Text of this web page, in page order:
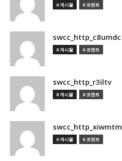
0 게시물 0 코멘트
swcc_http_c8umdc
0 게시물 0 코멘트
swcc_http_r3iltv
0 게시물 0 코멘트
swcc_http_xiwmtm
0 게시물 0 코멘트